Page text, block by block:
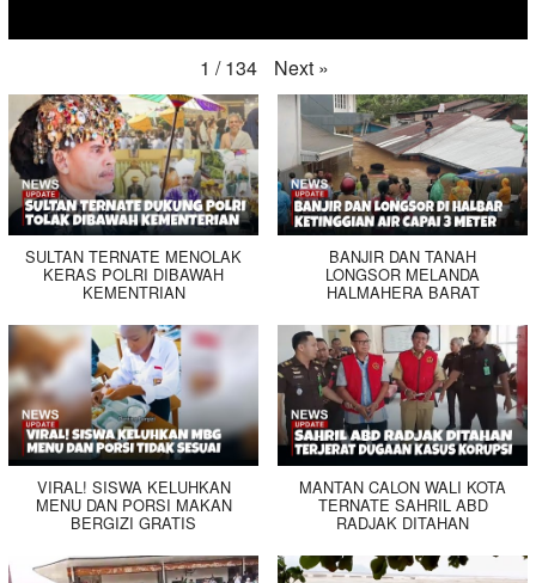
1 / 134 Next »
SULTAN TERNATE MENOLAK
KERAS POLRI DIBAWAH
KEMENTRIAN
BANJIR DAN TANAH
LONGSOR MELANDA
HALMAHERA BARAT
VIRAL! SISWA KELUHKAN
MENU DAN PORSI MAKAN
BERGIZI GRATIS
MANTAN CALON WALI KOTA
TERNATE SAHRIL ABD
RADJAK DITAHAN